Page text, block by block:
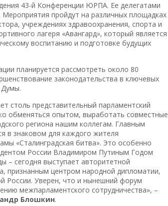
43-й Конференции ЮРПА. Ее делегатами
пройдут на различных площадках
учреждениях здравоохранения, спорта и
лагеря «Авангард», который является
воспитанию и подготовке будущих
планируется рассмотреть около 80
законодательства в ключевых
Думы.
столь представительный парламентский
обменяться опытом, выработать совместные
региона нашим коллегам. Главным
в знаковом для каждого жителя
«Сталинградская битва». Это особенно
России Владимиром Путиным Годом
– сегодня выступает авторитетной
признанным центром народной дипломатии,
России. Уверен, что и нынешний форум
межпарламентского сотрудничества», –
Блошкин.